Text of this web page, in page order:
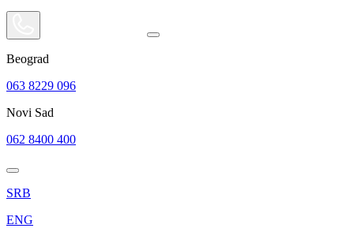
Beograd
063 8229 096
Novi Sad
062 8400 400
SRB
ENG